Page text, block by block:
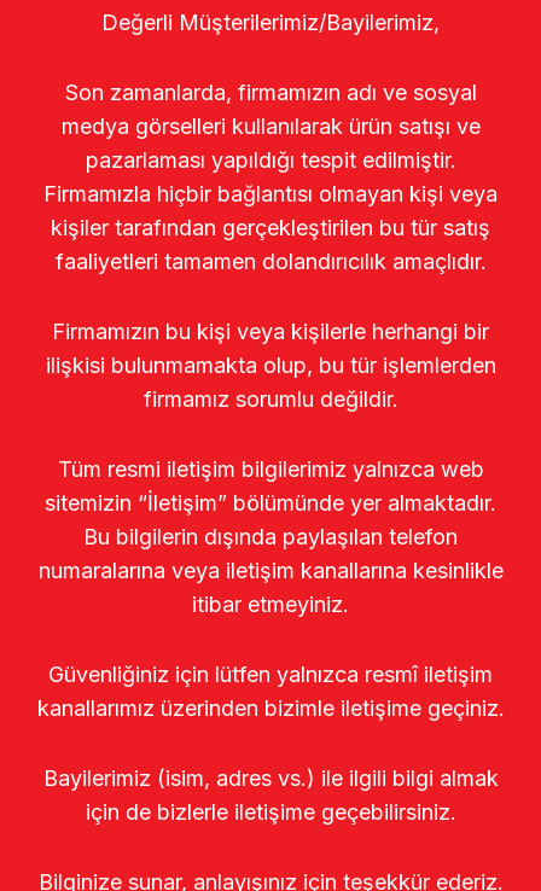
Değerli Müşterilerimiz/Bayilerimiz,
Son zamanlarda, firmamızın adı ve sosyal
medya görselleri kullanılarak ürün satışı ve
pazarlaması yapıldığı tespit edilmiştir.
Firmamızla hiçbir bağlantısı olmayan kişi veya
kişiler tarafından gerçekleştirilen bu tür satış
faaliyetleri tamamen dolandırıcılık amaçlıdır.
Firmamızın bu kişi veya kişilerle herhangi bir
ilişkisi bulunmamakta olup, bu tür işlemlerden
firmamız sorumlu değildir.
Tüm resmi iletişim bilgilerimiz yalnızca web
sitemizin “İletişim” bölümünde yer almaktadır.
Bu bilgilerin dışında paylaşılan telefon
numaralarına veya iletişim kanallarına kesinlikle
itibar etmeyiniz.
Güvenliğiniz için lütfen yalnızca resmî iletişim
kanallarımız üzerinden bizimle iletişime geçiniz.
Bayilerimiz (isim, adres vs.) ile ilgili bilgi almak
için de bizlerle iletişime geçebilirsiniz.
Bilginize sunar, anlayışınız için teşekkür ederiz.